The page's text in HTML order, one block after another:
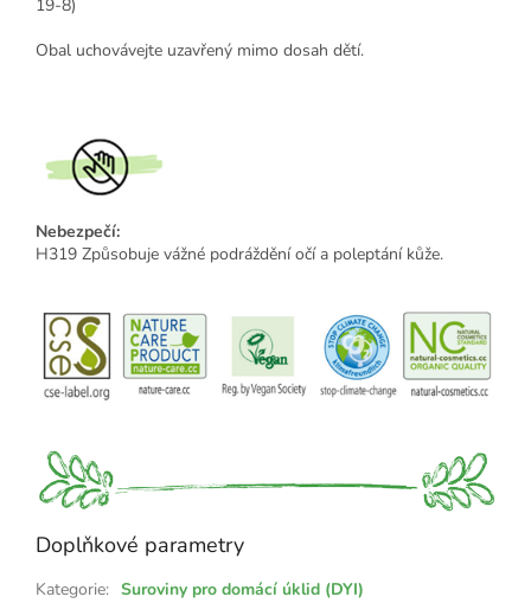
19-8)
Obal uchovávejte uzavřený mimo dosah dětí.
Nebezpečí:
H319 Způsobuje vážné podráždění očí a poleptání kůže.
Doplňkové parametry
Kategorie: Suroviny pro domácí úklid (DYI)